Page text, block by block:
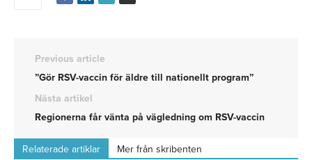
Previous article
”Gör RSV-vaccin för äldre till nationellt program”
Nästa artikel
Regionerna får vänta på vägledning om RSV-vaccin
Relaterade artiklar Mer från skribenten